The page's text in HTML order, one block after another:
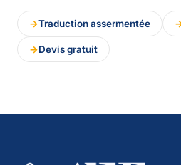
Traduction assermentée
Devis gratuit